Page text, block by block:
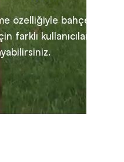
özelliğiyle bahçe
farklı kullanıcılar